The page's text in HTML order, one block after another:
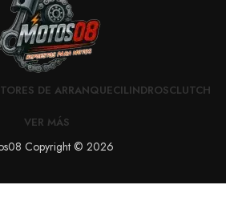
DE ARRANQUECILINDROSCLUTCH
VER MÁS
Copyright © 2026